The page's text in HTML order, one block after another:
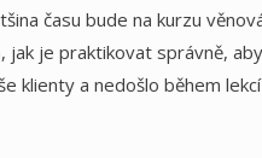
času bude na kurzu
jak je praktikovat správně,
klienty a nedošlo během